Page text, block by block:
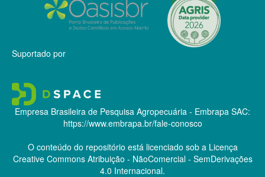
Suportado por
Empresa Brasileira de Pesquisa Agropecuária - Embrapa SAC:
https://www.embrapa.br/fale-conosco
O conteúdo do repositório está licenciado sob a Licença
Creative CommonsAtribuição - NãoComercial - SemDerivações
4.0 Internacional.